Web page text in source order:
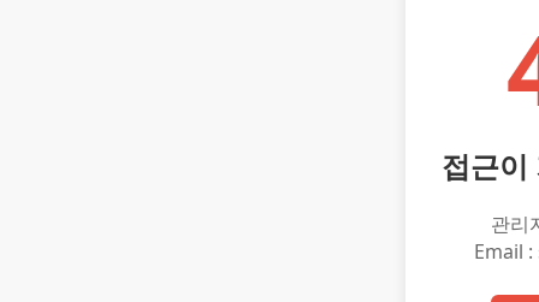
접근이
관리
Email